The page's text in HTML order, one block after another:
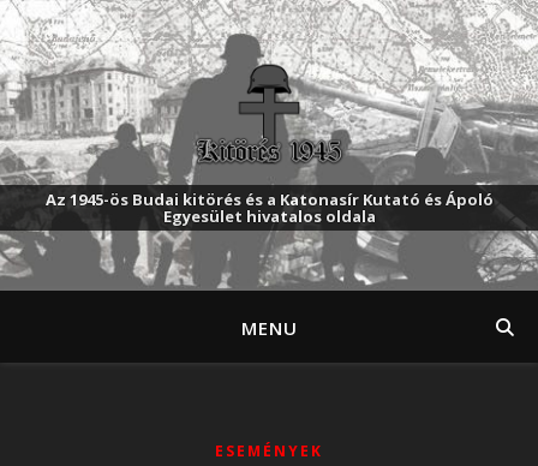
Az 1945-ös Budai kitörés és a Katonasír Kutató és Ápoló
Egyesület hivatalos oldala
MENU
ESEMÉNYEK